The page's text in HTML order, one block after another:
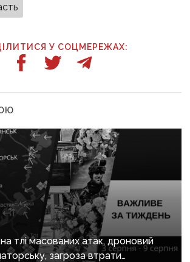
У СОЦМЕРЕЖАХ:
тлі масованих атак, дроновий
загроза втрати